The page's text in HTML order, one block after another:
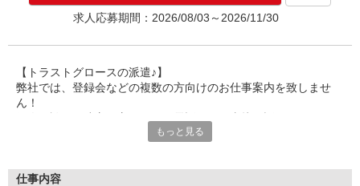
求人応募期間：2026/08/03～2026/11/30
【トラストグロースの派遣♪】
弊社では、登録会などの複数の方向けのお仕事案内を致しませ
ん！
だき、スタッフ様の希望を最大限考慮してお仕事のご提案を行っ
更に！就業中のフォローアップも万全！企業と求職者のかけ橋に
もっと見る
仕事内容